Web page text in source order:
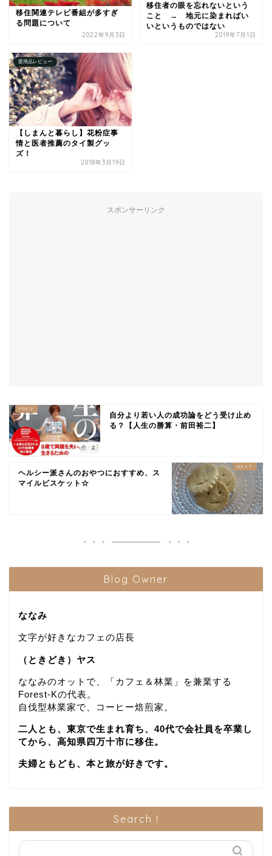
移住関連テレビ番組が多すぎ
る問題について
2022年9月3日
移住者の眼を忘れないという
こと → 地元に染まればい
いというものではない
2019年7月1日
愛用品レビュー
【しまんと暮らし】花粉症事
情と医者推薦のタイ製グッ
ズ！
2018年3月19日
スポンサーリンク
自分より若い人の成功論をどう受け止め
る？【人生の勝算・前田裕二】
ヘルシー派さんのおやつにおすすめ、ス
マイルビスケット☆
Blog Owner
ななみ
文字が好きなカフェの店長
（ときどき）ヤス
ななみのオットで、「カフェ＆林業」を兼業する
Forest-Kの代表。
自伐型林業家で、コーヒー焙煎家。
二人とも、東京で生まれ育ち、40代で会社員を卒業し
てから、高知県四万十市に移住。
夫婦ともども、本と旅が好きです。
Search !